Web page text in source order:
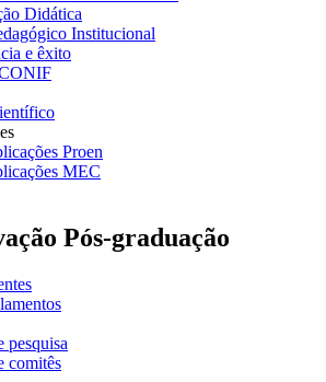
Didática
Institucional
e êxito
Proen
MEC
Pós-graduação
pesquisa
comitês